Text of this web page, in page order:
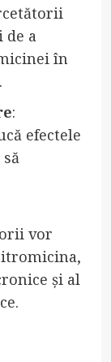
de a
în
:
efectele
vor
și al